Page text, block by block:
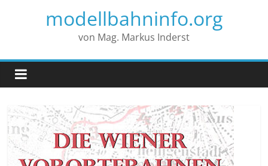
modellbahninfo.org
von Mag. Markus Inderst